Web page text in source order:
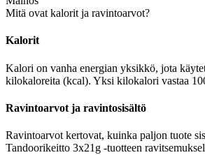
Mitä ovat kalorit ja ravintoarvot?
Kalorit
Kalori on vanha energian yksikkö, jota
kilokaloreita (kcal). Yksi kilokalori vastaa
Ravintoarvot ja ravintosisältö
Ravintoarvot kertovat, kuinka paljon tuote
Tandoorikeitto 3x21g -tuotteen